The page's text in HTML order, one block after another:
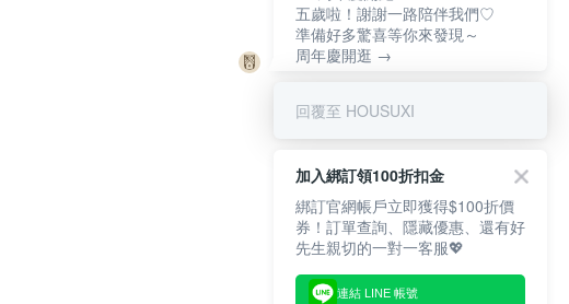
五歲啦！謝謝一路陪伴我們♡
準備好多驚喜等你來發現～
周年慶開逛 →
回覆至 HOUSUXI
加入綁訂領100折扣金
綁訂官網帳戶立即獲得$100折價
券！訂單查詢、隱藏優惠、還有好
先生親切的一對一客服💖
連結 LINE 帳號